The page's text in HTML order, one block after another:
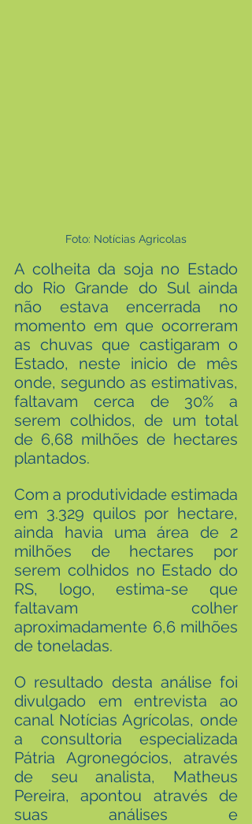
Foto: Notícias Agricolas
A colheita da soja no Estado
do Rio Grande do Sul ainda
não estava encerrada no
momento em que ocorreram
as chuvas que castigaram o
Estado, neste inicio de mês
onde, segundo as estimativas,
faltavam cerca de 30% a
serem colhidos, de um total
de 6,68 milhões de hectares
plantados.
Com a produtividade estimada
em 3.329 quilos por hectare,
ainda havia uma área de 2
milhões de hectares por
serem colhidos no Estado do
RS, logo, estima-se que
faltavam colher
aproximadamente 6,6 milhões
de toneladas.
O resultado desta análise foi
divulgado em entrevista ao
canal Notícias Agrícolas, onde
a consultoria especializada
Pátria Agronegócios, através
de seu analista, Matheus
Pereira, apontou através de
suas análises e